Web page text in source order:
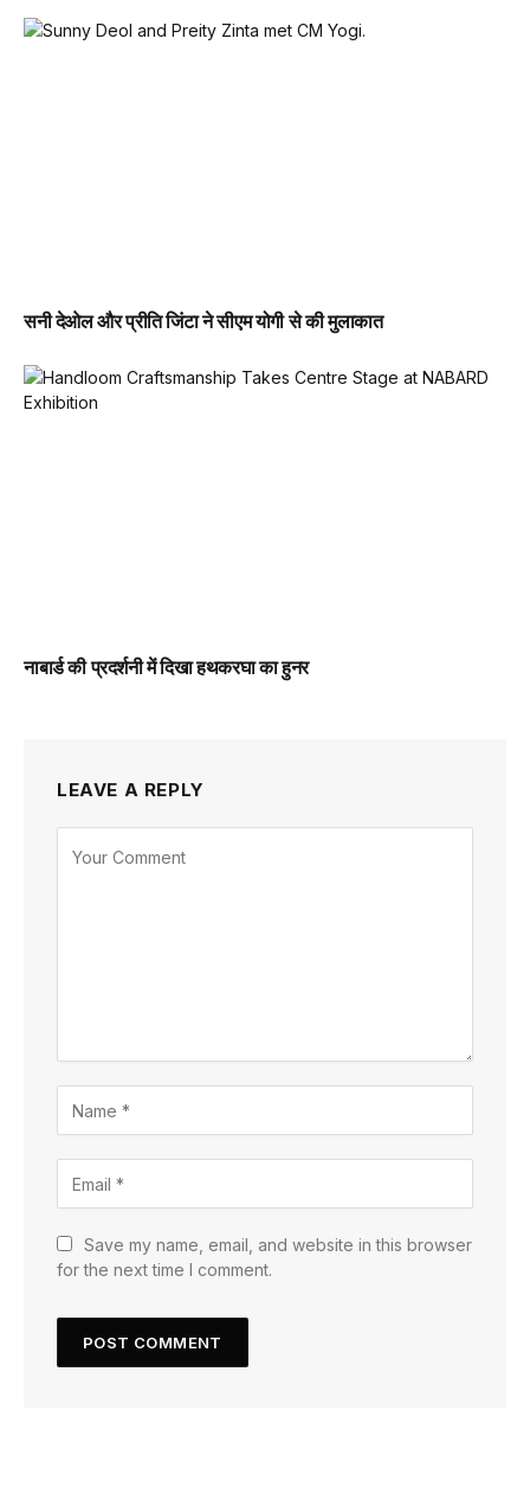
सनी देओल और प्रीति जिंटा ने सीएम योगी से की मुलाकात
नाबार्ड की प्रदर्शनी में दिखा हथकरघा का हुनर
LEAVE A REPLY
Save my name, email, and website in this browser
for the next time I comment.